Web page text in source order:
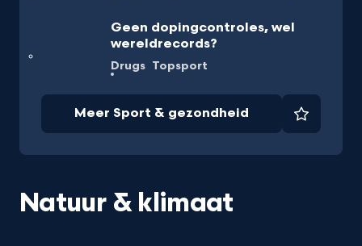
Geen dopingcontroles, wel
wereldrecords?
Drugs Topsport
Meer Sport & gezondheid Favoriet
Natuur & klimaat